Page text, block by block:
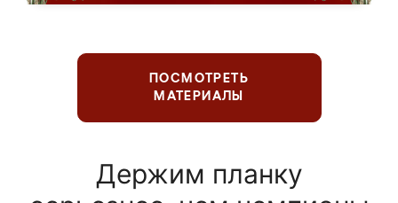
ПОСМОТРЕТЬ
МАТЕРИАЛЫ
Держим планку